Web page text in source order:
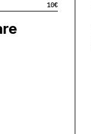
10€